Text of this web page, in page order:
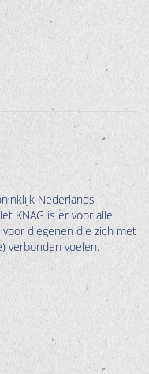
Nederlands
KNAG is er voor alle
diegenen die zich met
verbonden voelen.